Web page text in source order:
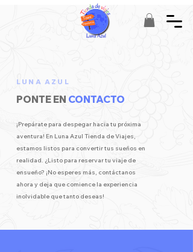
LUNA AZUL
PONTE EN CONTACTO
¡Prepárate para despegar hacia tu próxima
aventura! En Luna Azul Tienda de Viajes,
estamos listos para convertir tus sueños en
realidad. ¿Listo para reservar tu viaje de
ensueño? ¡No esperes más, contáctanos
ahora y deja que comience la experiencia
inolvidable que tanto deseas!